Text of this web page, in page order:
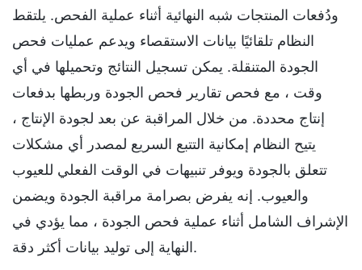
ودُفعات المنتجات شبه النهائية أثناء عملية الفحص. يلتقط
النظام تلقائيًا بيانات الاستقصاء ويدعم عمليات فحص
الجودة المتنقلة. يمكن تسجيل النتائج وتحميلها في أي
وقت ، مع فحص تقارير فحص الجودة وربطها بدفعات
إنتاج محددة. من خلال المراقبة عن بعد لجودة الإنتاج ،
يتيح النظام إمكانية التتبع السريع لمصدر أي مشكلات
تتعلق بالجودة ويوفر تنبيهات في الوقت الفعلي للعيوب
والعيوب. إنه يفرض بصرامة مراقبة الجودة ويضمن
الإشراف الشامل أثناء عملية فحص الجودة ، مما يؤدي في
النهاية إلى توليد بيانات أكثر دقة.